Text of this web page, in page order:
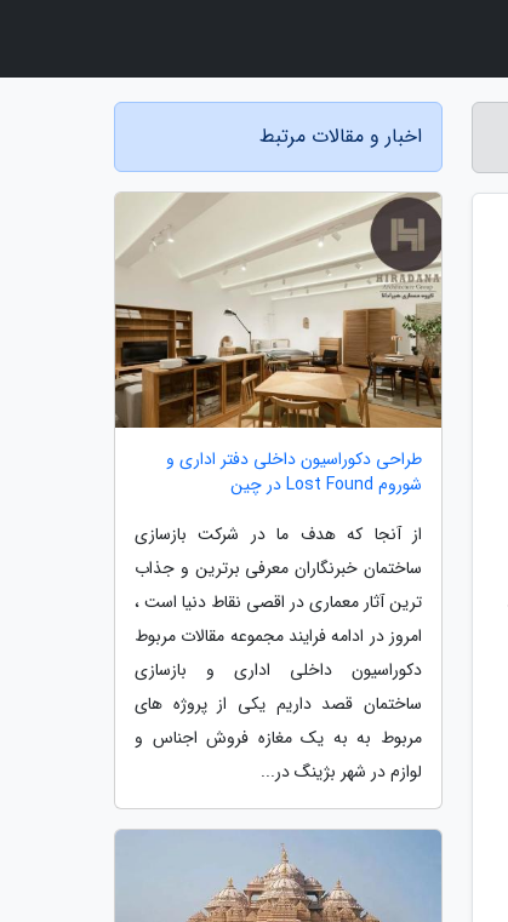
اخبار و مقالات مرتبط
طراحی دکوراسیون داخلی دفتر اداری و
شوروم Lost Found در چین
از آنجا که هدف ما در شرکت بازسازی
ساختمان خبرنگاران معرفی برترین و جذاب
ترین آثار معماری در اقصی نقاط دنیا است ،
امروز در ادامه فرایند مجموعه مقالات مربوط
دکوراسیون داخلی اداری و بازسازی
ساختمان قصد داریم یکی از پروژه های
مربوط به به یک مغازه فروش اجناس و
لوازم در شهر بژینگ در...